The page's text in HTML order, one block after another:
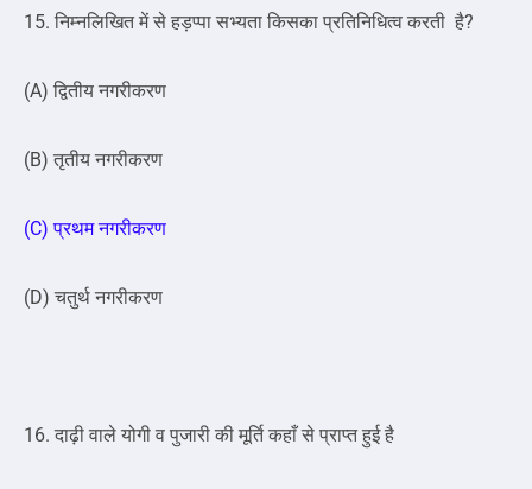
15. निम्नलिखित में से हड़प्पा सभ्यता किसका प्रतिनिधित्व करती है?
(A) द्वितीय नगरीकरण
(B) तृतीय नगरीकरण
(C) प्रथम नगरीकरण
(D) चतुर्थ नगरीकरण
16. दाढ़ी वाले योगी व पुजारी की मूर्ति कहाँ से प्राप्त हुई है